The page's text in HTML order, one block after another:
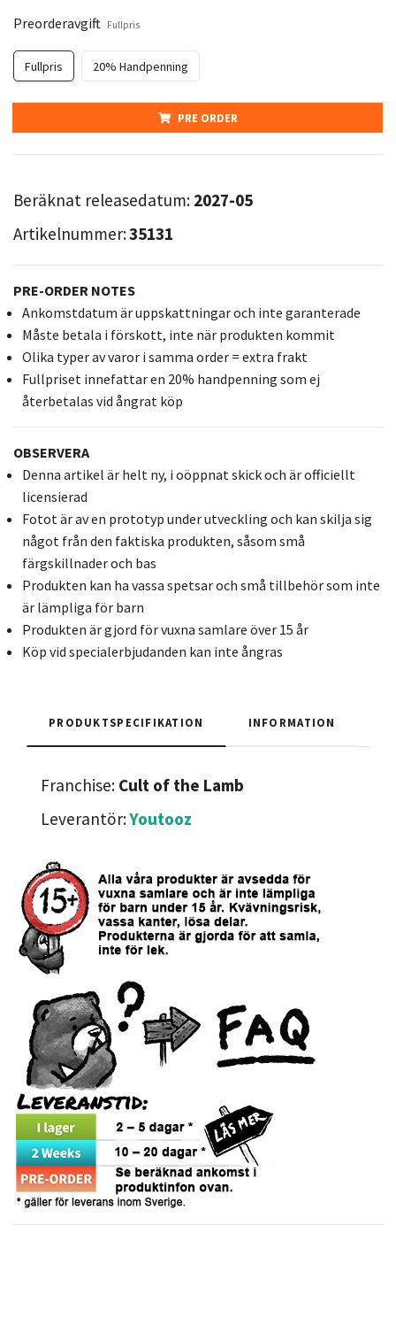
Preorderavgift Fullpris
Fullpris 20% Handpenning
PRE ORDER
Beräknat releasedatum: 2027-05
Artikelnummer:35131
PRE-ORDER NOTES
Ankomstdatum är uppskattningar och inte garanterade
Måste betala i förskott, inte när produkten kommit
Olika typer av varor i samma order = extra frakt
Fullpriset innefattar en 20% handpenning som ej
återbetalas vid ångrat köp
OBSERVERA
Denna artikel är helt ny, i oöppnat skick och är officiellt
licensierad
Fotot är av en prototyp under utveckling och kan skilja sig
något från den faktiska produkten, såsom små
färgskillnader och bas
Produkten kan ha vassa spetsar och små tillbehör som inte
är lämpliga för barn
Produkten är gjord för vuxna samlare över 15 år
Köp vid specialerbjudanden kan inte ångras
PRODUKTSPECIFIKATION INFORMATION
Franchise: Cult of the Lamb
Leverantör:Youtooz